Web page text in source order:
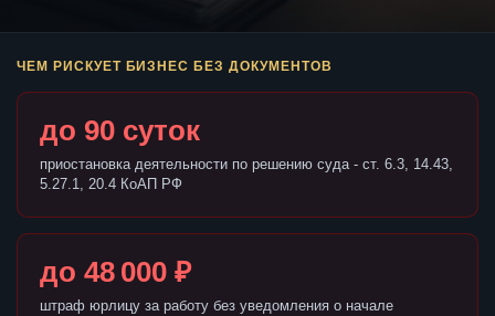
ЧЕМ РИСКУЕТ БИЗНЕС БЕЗ ДОКУМЕНТОВ
до 90 суток
приостановка деятельности по решению суда - ст. 6.3, 14.43,
5.27.1, 20.4 КоАП РФ
до 48 000 ₽
штраф юрлицу за работу без уведомления о начале